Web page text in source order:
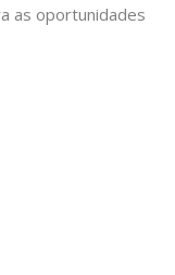
as oportunidades